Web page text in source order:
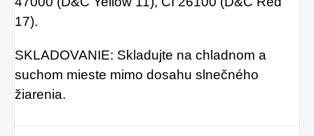
17).
SKLADOVANIE: Skladujte na chladnom a
suchom mieste mimo dosahu slnečného
žiarenia.